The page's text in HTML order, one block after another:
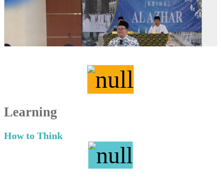
Learning
How to Think